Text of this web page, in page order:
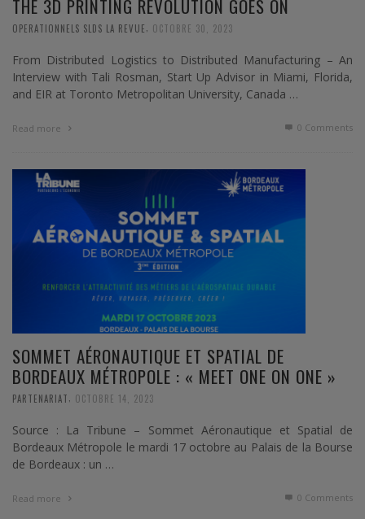
THE 3D PRINTING REVOLUTION GOES ON
OPERATIONNELS SLDS LA REVUE OCTOBRE 30, 2023
From Distributed Logistics to Distributed Manufacturing – An
Interview with Tali Rosman, Start Up Advisor in Miami, Florida,
and EIR at Toronto Metropolitan University, Canada …
Read more 0 Comments
SOMMET AÉRONAUTIQUE ET SPATIAL DE
BORDEAUX MÉTROPOLE : « MEET ONE ON ONE »
PARTENARIAT OCTOBRE 14, 2023
Source : La Tribune – Sommet Aéronautique et Spatial de
Bordeaux Métropole le mardi 17 octobre au Palais de la Bourse
de Bordeaux : un …
Read more 0 Comments